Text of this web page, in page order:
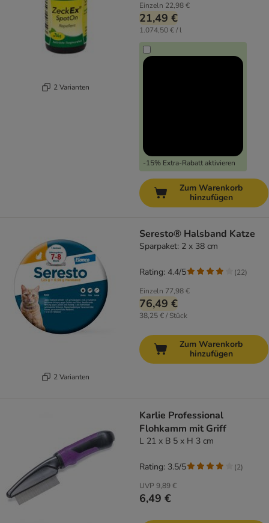
2 Varianten
Einzeln 22,98 €
21,49 €
1.074,50 € / l
-15% Extra-Rabatt aktivieren
Zum Warenkorb
hinzufügen
2 Varianten
Seresto® Halsband Katze
Sparpaket: 2 x 38 cm
Einzeln 77,98 €
76,49 €
38,25 € / Stück
Rating: 4.4/5 (22)
Zum Warenkorb
hinzufügen
Karlie Professional
Flohkamm mit Griff
L 21 x B 5 x H 3 cm
UVP 9,89 €
6,49 €
Rating: 3.5/5 (2)